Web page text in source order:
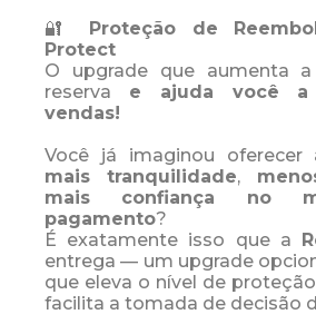
🔐
Proteção de
Protect
O upgrade que aumenta
reserva e ajuda você a
vendas!
Você já imaginou oferecer
mais tranquilidade,
mais confiança no
pagamento?
É exatamente isso que a
entrega — um upgrade
que eleva o nível de
facilita a tomada de decisão